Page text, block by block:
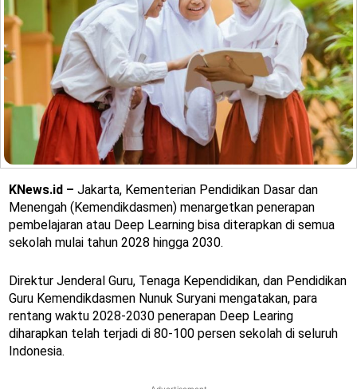
KNews.id – Jakarta, Kementerian Pendidikan Dasar dan
Menengah (Kemendikdasmen) menargetkan penerapan
pembelajaran atau Deep Learning bisa diterapkan di semua
sekolah mulai tahun 2028 hingga 2030.
Direktur Jenderal Guru, Tenaga Kependidikan, dan Pendidikan
Guru Kemendikdasmen Nunuk Suryani mengatakan, para
rentang waktu 2028-2030 penerapan Deep Learing
diharapkan telah terjadi di 80-100 persen sekolah di seluruh
Indonesia.